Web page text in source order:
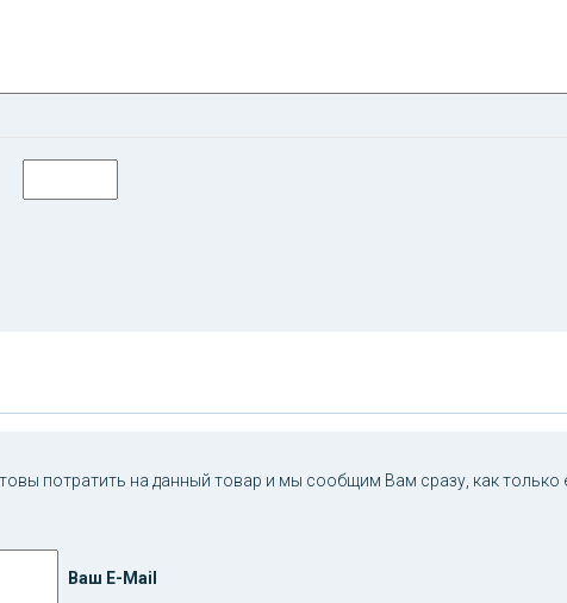
потратить на данный товар и мы сообщим Вам сразу, как только
Ваш E-Mail